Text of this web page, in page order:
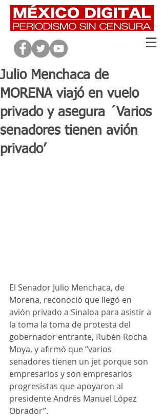
Julio Menchaca de
MORENA viajó en vuelo
privado y asegura ´Varios
senadores tienen avión
privado’
El Senador Julio Menchaca, de
Morena, reconoció que llegó en
avión privado a Sinaloa para asistir a
la toma la toma de protesta del
gobernador entrante, Rubén Rocha
Moya, y afirmó que “varios
senadores tienen un jet porque son
empresarios y son empresarios
progresistas que apoyaron al
presidente Andrés Manuel López
Obrador”.